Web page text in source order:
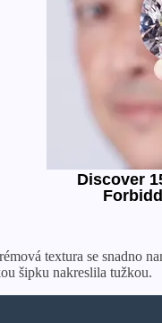
textura se snadno
šipku nakreslila tužkou.